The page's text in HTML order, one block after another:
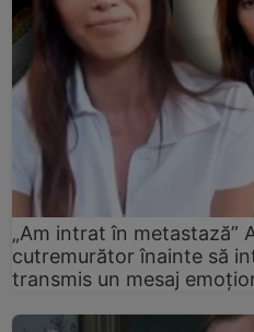
„Am intrat în metastază”
cutremurător înainte să
transmis un mesaj